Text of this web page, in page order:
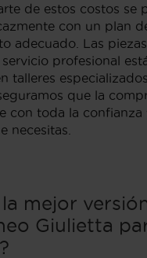
de estos costos se
con un plan
adecuado. Las
profesional
talleres
que la
con toda la confianza
necesitas.
la mejor
Giulietta